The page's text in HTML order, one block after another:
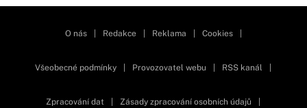
O nás Redakce Reklama Cookies
Všeobecné podmínky Provozovatel webu RSS kanál
Zpracování dat Zásady zpracování osobních údajů